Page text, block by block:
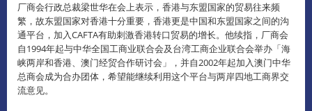
厂商会行政总裁梁世华在会上表示，香港与东盟国家的贸易往来频
繁，故东盟国家对香港十分重要，香港更是中国和东盟国家之间的沟
通平台，加入CAFTA有助刺激香港转口贸易的增长。他续指，厂商会
自1994年起与中华全国工商业联合会及台湾工商企业联合会举办「海
峡两岸和香港、澳门经贸合作研讨会」，并自2002年起加入澳门中华
总商会成为合办团体，希望能继续利用这个平台与两岸四地工商界交
流意见。